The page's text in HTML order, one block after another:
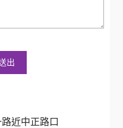
出
近中正路口